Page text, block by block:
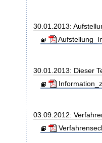
30.01.2013:
30.01.2013: Dieser
03.09.2012: